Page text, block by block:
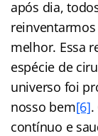
após dia,
melhor. Essa
espécie de
universo foi
nosso bem[6]
contínuo e